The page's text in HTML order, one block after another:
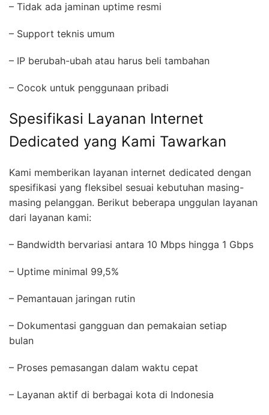
– Tidak ada jaminan uptime resmi
– Support teknis umum
– IP berubah-ubah atau harus beli tambahan
– Cocok untuk penggunaan pribadi
Spesifikasi Layanan Internet
Dedicated yang Kami Tawarkan
Kami memberikan layanan internet dedicated dengan
spesifikasi yang fleksibel sesuai kebutuhan masing-
masing pelanggan. Berikut beberapa unggulan layanan
dari layanan kami:
– Bandwidth bervariasi antara 10 Mbps hingga 1 Gbps
– Uptime minimal 99,5%
– Pemantauan jaringan rutin
– Dokumentasi gangguan dan pemakaian setiap
bulan
– Proses pemasangan dalam waktu cepat
– Layanan aktif di berbagai kota di Indonesia